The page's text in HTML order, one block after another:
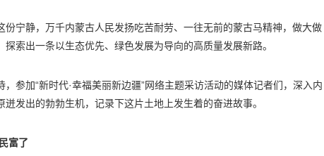
份宁静，万千内蒙古人民发扬吃苦耐劳、一往无前的蒙古马精神，做大做
索出一条以生态优先、绿色发展为导向的高质量发展新路。
参加“新时代·幸福美丽新边疆”网络主题采访活动的媒体记者们，深入内
发出的勃勃生机，记录下这片土地上发生着的奋进故事。
富了